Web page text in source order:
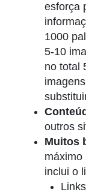
esforça
1000
5-10
no total
outros
Muitos
máximo
inclui o